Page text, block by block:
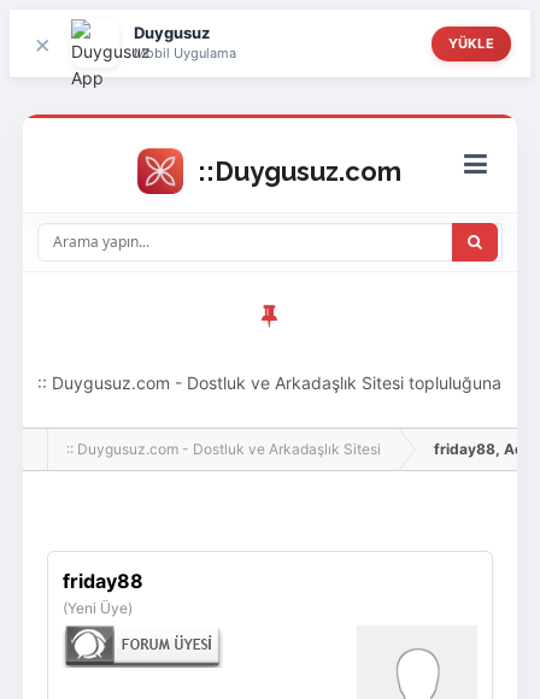
× Duygusuz
Mobil Uygulama
YÜKLE
:: Duygusuz.com - Dostluk ve Arkadaşlık Sitesi topluluğuna
hoş geldin ziyaretçi! Aramıza katılmak istersen kayıt
:: Duygusuz.com - Dostluk ve Arkadaşlık Sitesi friday88, Adlı
friday88
(Yeni Üye)